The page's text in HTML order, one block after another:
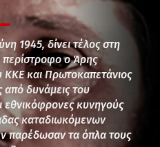
1945, δίνει τέλος στη
περίστροφο ο Άρης
ΚΚΕ και Πρωτοκαπετάνιος
δυνάμεις του
εθνικόφρονες κυνηγούς
καταδιωκόμενων
παρέδωσαν τα όπλα τους